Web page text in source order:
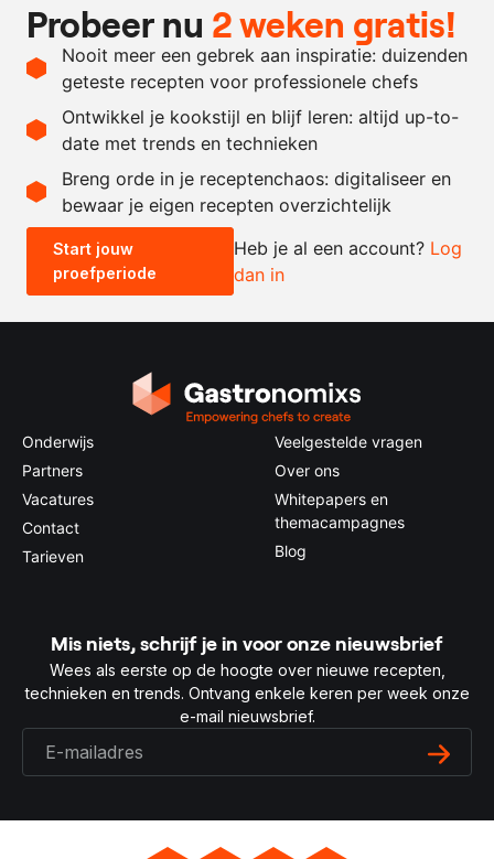
12
gram bladgelatine
, geweld in
koud water
naar
zout en peper
Recept omrekenen
- +
0.5x 1x 2x
Probeer nu 2 weken gratis!
Nooit meer een gebrek aan inspiratie: duizenden
geteste recepten voor professionele chefs
Ontwikkel je kookstijl en blijf leren: altijd up-to-
date met trends en technieken
Breng orde in je receptenchaos: digitaliseer en
bewaar je eigen recepten overzichtelijk
Start jouw
proefperiode
Heb je al een account? Log
dan in
Onderwijs
Partners
Vacatures
Contact
Tarieven
Veelgestelde vragen
Over ons
Whitepapers en
themacampagnes
Blog
Mis niets, schrijf je in voor onze nieuwsbrief
Wees als eerste op de hoogte over nieuwe recepten,
technieken en trends. Ontvang enkele keren per week onze
e-mail nieuwsbrief.